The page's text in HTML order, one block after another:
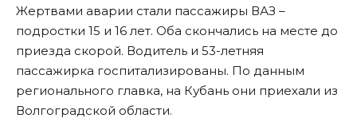
Жертвами аварии стали пассажиры ВАЗ –
подростки 15 и 16 лет. Оба скончались на месте до
приезда скорой. Водитель и 53-летняя
пассажирка госпитализированы. По данным
регионального главка, на Кубань они приехали из
Волгоградской области.